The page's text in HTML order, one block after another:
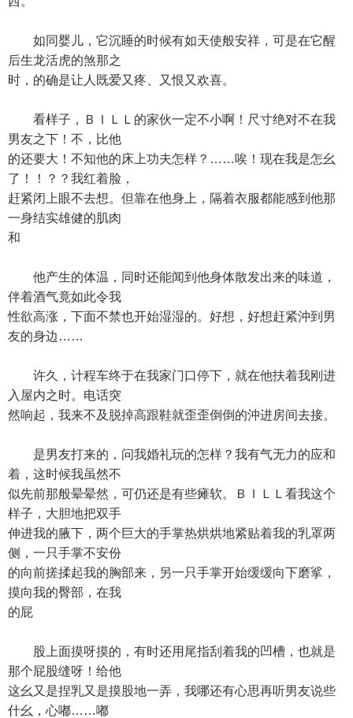
如同婴儿，它沉睡的时候有如天使般安祥，可是在它醒
后生龙活虎的煞那之
时，的确是让人既爱又疼、又恨又欢喜。
看样子，ＢＩＬＬ的家伙一定不小啊！尺寸绝对不在我
男友之下！不，比他
的还要大！不知他的床上功夫怎样？……唉！现在我是怎幺
了！！？？我红着脸，
赶紧闭上眼不去想。但靠在他身上，隔着衣服都能感到他那
一身结实雄健的肌肉
和
他产生的体温，同时还能闻到他身体散发出来的味道，
伴着酒气竟如此令我
性欲高涨，下面不禁也开始湿湿的。好想，好想赶紧沖到男
友的身边……
许久，计程车终于在我家门口停下，就在他扶着我刚进
入屋内之时。电话突
然响起，我来不及脱掉高跟鞋就歪歪倒倒的沖进房间去接。
是男友打来的，问我婚礼玩的怎样？我有气无力的应和
着，这时候我虽然不
似先前那般晕晕然，可仍还是有些瘫软。ＢＩＬＬ看我这个
样子，大胆地把双手
伸进我的腋下，两个巨大的手掌热烘烘地紧贴着我的乳罩两
侧，一只手掌不安份
的向前搓揉起我的胸部来，另一只手掌开始缓缓向下磨挲，
摸向我的臀部，在我
的屁
股上面摸呀摸的，有时还用尾指刮着我的凹槽，也就是
那个屁股缝呀！给他
这幺又是捏乳又是摸股地一弄，我哪还有心思再听男友说些
什幺，心嘟……嘟